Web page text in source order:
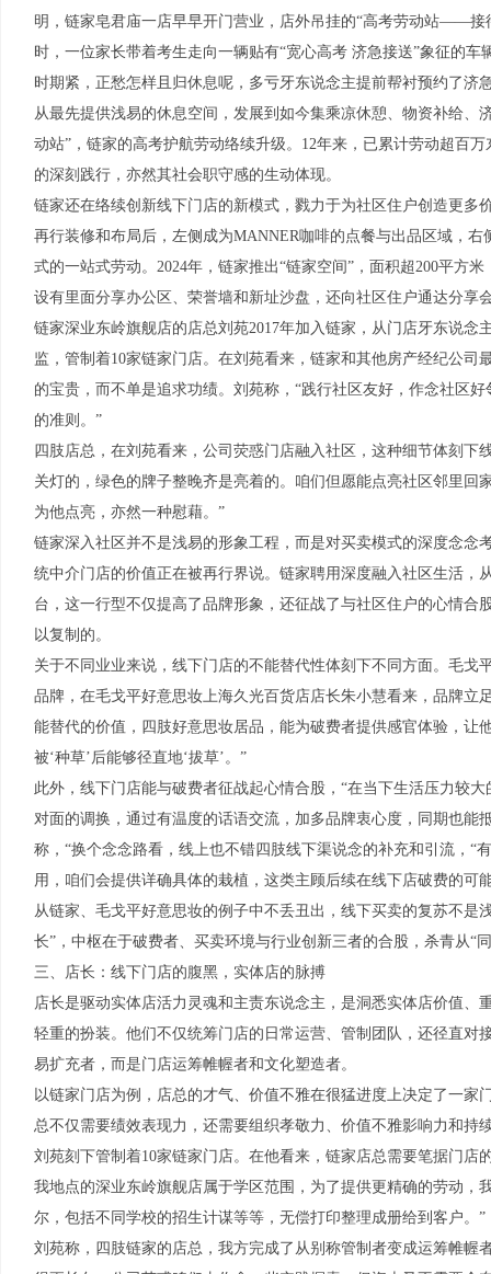
明，链家皂君庙一店早早开门营业，店外吊挂的“高考劳动站——接
时，一位家长带着考生走向一辆贴有“宽心高考 济急接送”象征的
时期紧，正愁怎样且归休息呢，多亏牙东说念主提前帮衬预约了济
从最先提供浅易的休息空间，发展到如今集乘凉休憩、物资补给、
动站”，链家的高考护航劳动络续升级。12年来，已累计劳动超百
的深刻践行，亦然其社会职守感的生动体现。
链家还在络续创新线下门店的新模式，戮力于为社区住户创造更多
再行装修和布局后，左侧成为MANNER咖啡的点餐与出品区域，
式的一站式劳动。2024年，链家推出“链家空间”，面积超200平方
设有里面分享办公区、荣誉墙和新址沙盘，还向社区住户通达分享
链家深业东岭旗舰店的店总刘苑2017年加入链家，从门店牙东说
监，管制着10家链家门店。在刘苑看来，链家和其他房产经纪公司
的宝贵，而不单是追求功绩。刘苑称，“践行社区友好，作念社区
的准则。”
四肢店总，在刘苑看来，公司荧惑门店融入社区，这种细节体刻下
关灯的，绿色的牌子整晚齐是亮着的。咱们但愿能点亮社区邻里回
为他点亮，亦然一种慰藉。”
链家深入社区并不是浅易的形象工程，而是对买卖模式的深度念念
统中介门店的价值正在被再行界说。链家聘用深度融入社区生活，
台，这一行型不仅提高了品牌形象，还征战了与社区住户的心情合
以复制的。
关于不同业业来说，线下门店的不能替代性体刻下不同方面。毛戈
品牌，在毛戈平好意思妆上海久光百货店店长朱小慧看来，品牌立
能替代的价值，四肢好意思妆居品，能为破费者提供感官体验，让
被‘种草’后能够径直地‘拔草’。”
此外，线下门店能与破费者征战起心情合股，“在当下生活压力较
对面的调换，通过有温度的话语交流，加多品牌衷心度，同期也能
称，“换个念念路看，线上也不错四肢线下渠说念的补充和引流，“
用，咱们会提供详确具体的栽植，这类主顾后续在线下店破费的可
从链家、毛戈平好意思妆的例子中不丢丑出，线下买卖的复苏不是
长”，中枢在于破费者、买卖环境与行业创新三者的合股，杀青从“
三、店长：线下门店的腹黑，实体店的脉搏
店长是驱动实体店活力灵魂和主责东说念主，是洞悉实体店价值、
轻重的扮装。他们不仅统筹门店的日常运营、管制团队，还径直对
易扩充者，而是门店运筹帷幄者和文化塑造者。
以链家门店为例，店总的才气、价值不雅在很猛进度上决定了一家
总不仅需要绩效表现力，还需要组织孝敬力、价值不雅影响力和持
刘苑刻下管制着10家链家门店。在他看来，链家店总需要笔据门店
我地点的深业东岭旗舰店属于学区范围，为了提供更精确的劳动，
尔，包括不同学校的招生计谋等等，无偿打印整理成册给到客户。”
刘苑称，四肢链家的店总，我方完成了从别称管制者变成运筹帷幄